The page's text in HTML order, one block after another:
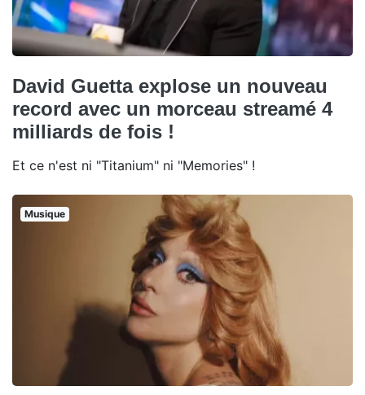
David Guetta explose un nouveau
record avec un morceau streamé 4
milliards de fois !
Et ce n'est ni "Titanium" ni "Memories" !
Musique